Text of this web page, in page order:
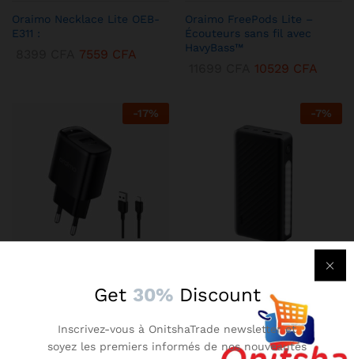
Oraimo Necklace Lite OEB-
E311 :
7559 CFA
Oraimo FreePods Lite –
Écouteurs sans fil avec
HavyBass™
10529 CFA
-17%
Chargeur Mural Oraimo 2A –
AniFast™
2899CFA 2609CFA
-7%
Oraimo Traveler 3 Lit –
Batterie Externe 27000 mAh
Ultra-Puissante
14899CFA 13409CFA
Get 30% Discount
Inscrivez-vous à OnitshaTrade newsletter et
soyez les premiers informés de nos nouveautés